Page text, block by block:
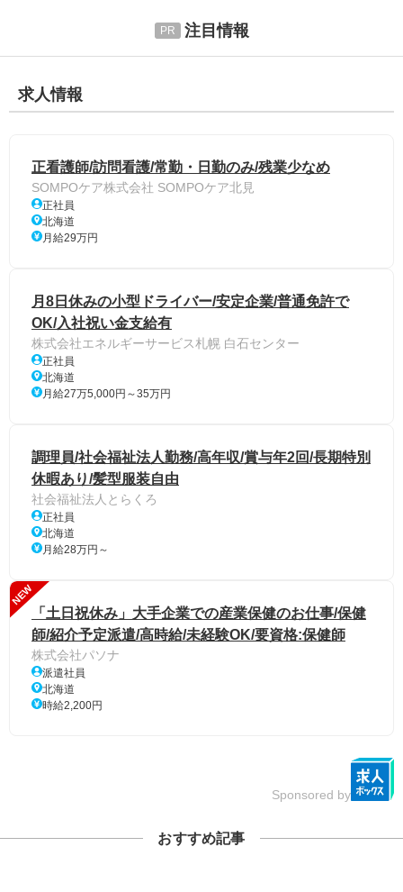
注目情報
求人情報
正看護師/訪問看護/常勤・日勤のみ/残業少なめ
SOMPOケア株式会社 SOMPOケア北見
正社員
北海道
月給29万円
月8日休みの小型ドライバー/安定企業/普通免許で
OK/入社祝い金支給有
株式会社エネルギーサービス札幌 白石センター
正社員
北海道
月給27万5,000円～35万円
調理員/社会福祉法人勤務/高年収/賞与年2回/長期特別
休暇あり/髪型服装自由
社会福祉法人とらくろ
正社員
北海道
月給28万円～
NEW
「土日祝休み」大手企業での産業保健のお仕事/保健
師/紹介予定派遣/高時給/未経験OK/要資格:保健師
株式会社パソナ
派遣社員
北海道
時給2,200円
Sponsored by
おすすめ記事